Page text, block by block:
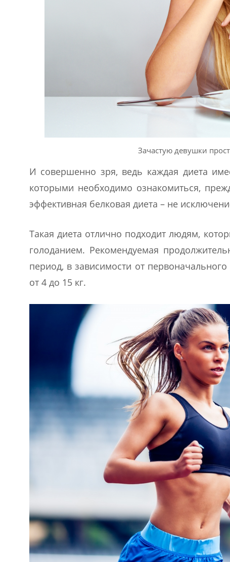
Зачастую девушки
И совершенно зря, ведь каждая диета
которыми необходимо ознакомиться,
эффективная белковая диета – не
Такая диета отлично подходит людям,
голоданием. Рекомендуемая
период, в зависимости от
от 4 до 15 кг.